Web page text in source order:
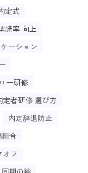
定式
諾率 向上
ーション
ー研修
定者研修 選び方
内定辞退防止
組合
オフ